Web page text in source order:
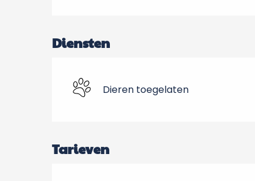
Diensten
Dieren toegelaten
Tarieven